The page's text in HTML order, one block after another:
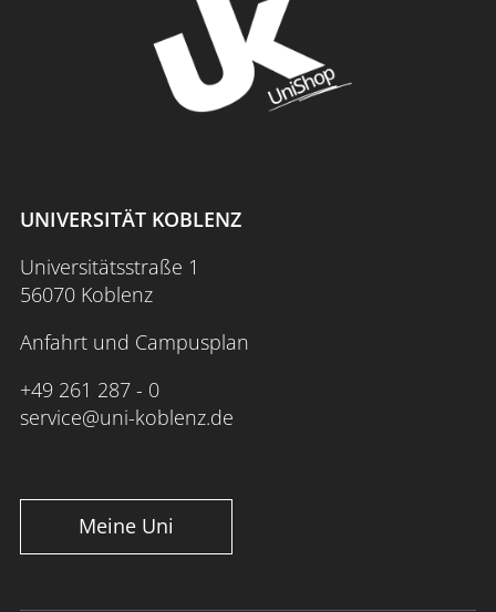
UNIVERSITÄT KOBLENZ
Universitätsstraße 1
56070 Koblenz
Anfahrt und Campusplan
+49 261 287 - 0
service@uni-koblenz.de
Meine Uni